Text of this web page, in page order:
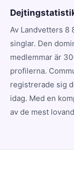
Av Landvetters 8
singlar. Den
medlemmar är
profilerna.
registrerade sig
idag. Med en
av de mest